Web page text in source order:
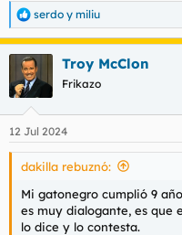
R
e
a
c
i
e
s
serdo y miliu
Troy McClon
Frikazo
12 Jul 2024
dakilla rebuznó:
Mi gatonegro cumplió 9
es muy dialogante, es que
lo dice y lo contesta.